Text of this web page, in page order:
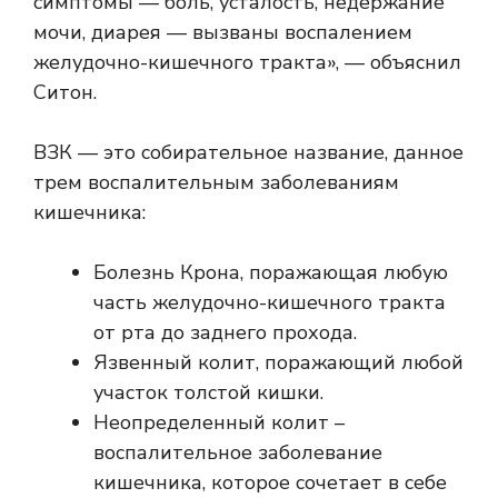
мочи, диарея — вызваны воспалением
желудочно-кишечного тракта», — объяснил
Ситон.
ВЗК — это собирательное название, данное
трем воспалительным заболеваниям
кишечника:
Болезнь Крона, поражающая любую
часть желудочно-кишечного тракта
от рта до заднего прохода.
Язвенный колит, поражающий любой
участок толстой кишки.
Неопределенный колит –
воспалительное заболевание
кишечника, которое сочетает в себе